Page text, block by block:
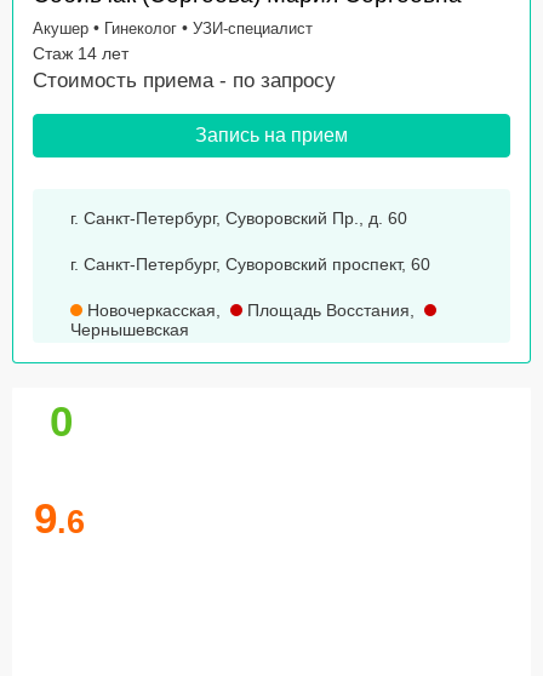
Акушер • Гинеколог • УЗИ-специалист
Стаж 14 лет
Стоимость приема - по запросу
Запись на прием
г. Санкт-Петербург, Суворовский Пр., д. 60
г. Санкт-Петербург, Суворовский проспект, 60
Новочеркасская, Площадь Восстания,
Чернышевская
0
9.6